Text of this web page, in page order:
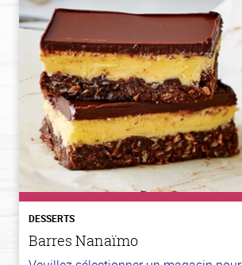
DESSERTS
Barres Nanaïmo